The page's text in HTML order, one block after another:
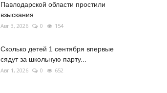
Павлодарской области простили
взыскания
Авг 3, 2026 0 154
Сколько детей 1 сентября впервые
сядут за школьную парту...
Авг 1, 2026 0 652